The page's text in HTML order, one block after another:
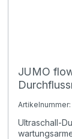
JUMO
Artikelnummer:
Ultraschall-